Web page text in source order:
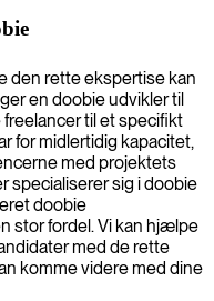
den rette ekspertise kan
en doobie udvikler til
til et specifikt
for midlertidig kapacitet,
med projektets
specialiserer sig i doobie
doobie
stor fordel. Vi kan hjælpe
med de rette
komme videre med dine